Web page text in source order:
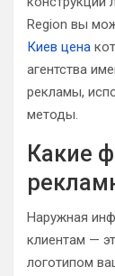
Region вы
Киев цена
агентства
рекламы,
методы.
Какие
Наружная
клиентам —
логотипом